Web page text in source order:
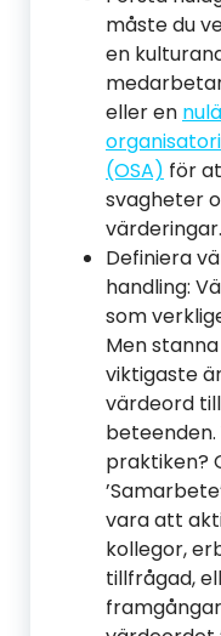
måste du
en
eller en
(OSA) för
svagheter
värderingar.
Definiera
handling:
som
Men
viktigaste
värdeord
praktiken?
vara att
kollegor,
tillfrågad,